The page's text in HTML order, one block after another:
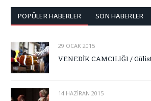
POPÜLER HABERLER SON HABERLER
29 OCAK 2015
VENEDİK CAMCILIĞI /
14 HAZIRAN 2015